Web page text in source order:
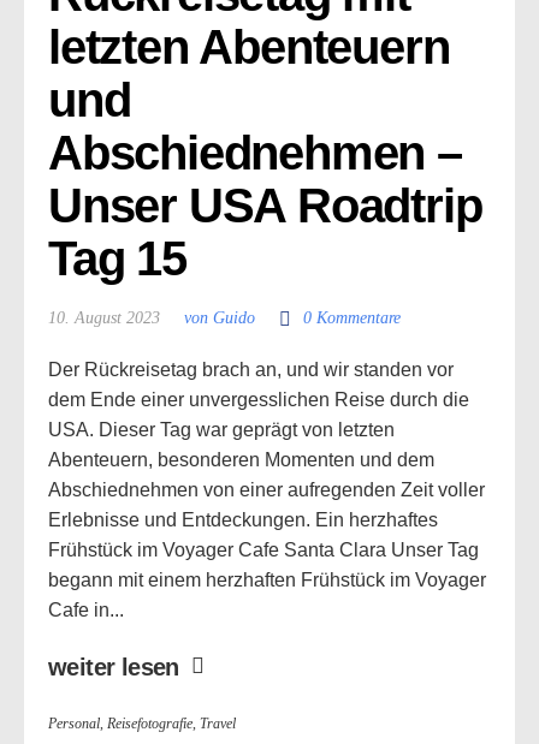
letzten Abenteuern
und
Abschiednehmen –
Unser USA Roadtrip
Tag 15
10. August 2023 von Guido 0 Kommentare
Der Rückreisetag brach an, und wir standen vor
dem Ende einer unvergesslichen Reise durch die
USA. Dieser Tag war geprägt von letzten
Abenteuern, besonderen Momenten und dem
Abschiednehmen von einer aufregenden Zeit voller
Erlebnisse und Entdeckungen. Ein herzhaftes
Frühstück im Voyager Cafe Santa Clara Unser Tag
begann mit einem herzhaften Frühstück im Voyager
Cafe in...
weiter lesen
Personal, Reisefotografie, Travel